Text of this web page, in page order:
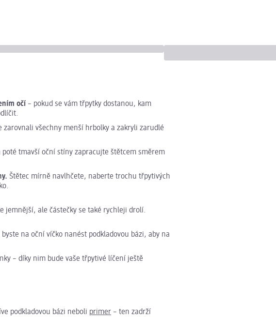
očí – pokud se vám třpytky dostanou, kam
zarovnali všechny menší hrbolky a zakryli zarudlé
tmavší oční stíny zapracujte štětcem směrem
Štětec mírně navlhčete, naberte trochu třpytivých
jemnější, ale částečky se také rychleji drolí.
na oční víčko nanést podkladovou bázi, aby na
– díky nim bude vaše třpytivé líčení ještě
podkladovou bázi neboli primer – ten zadrží